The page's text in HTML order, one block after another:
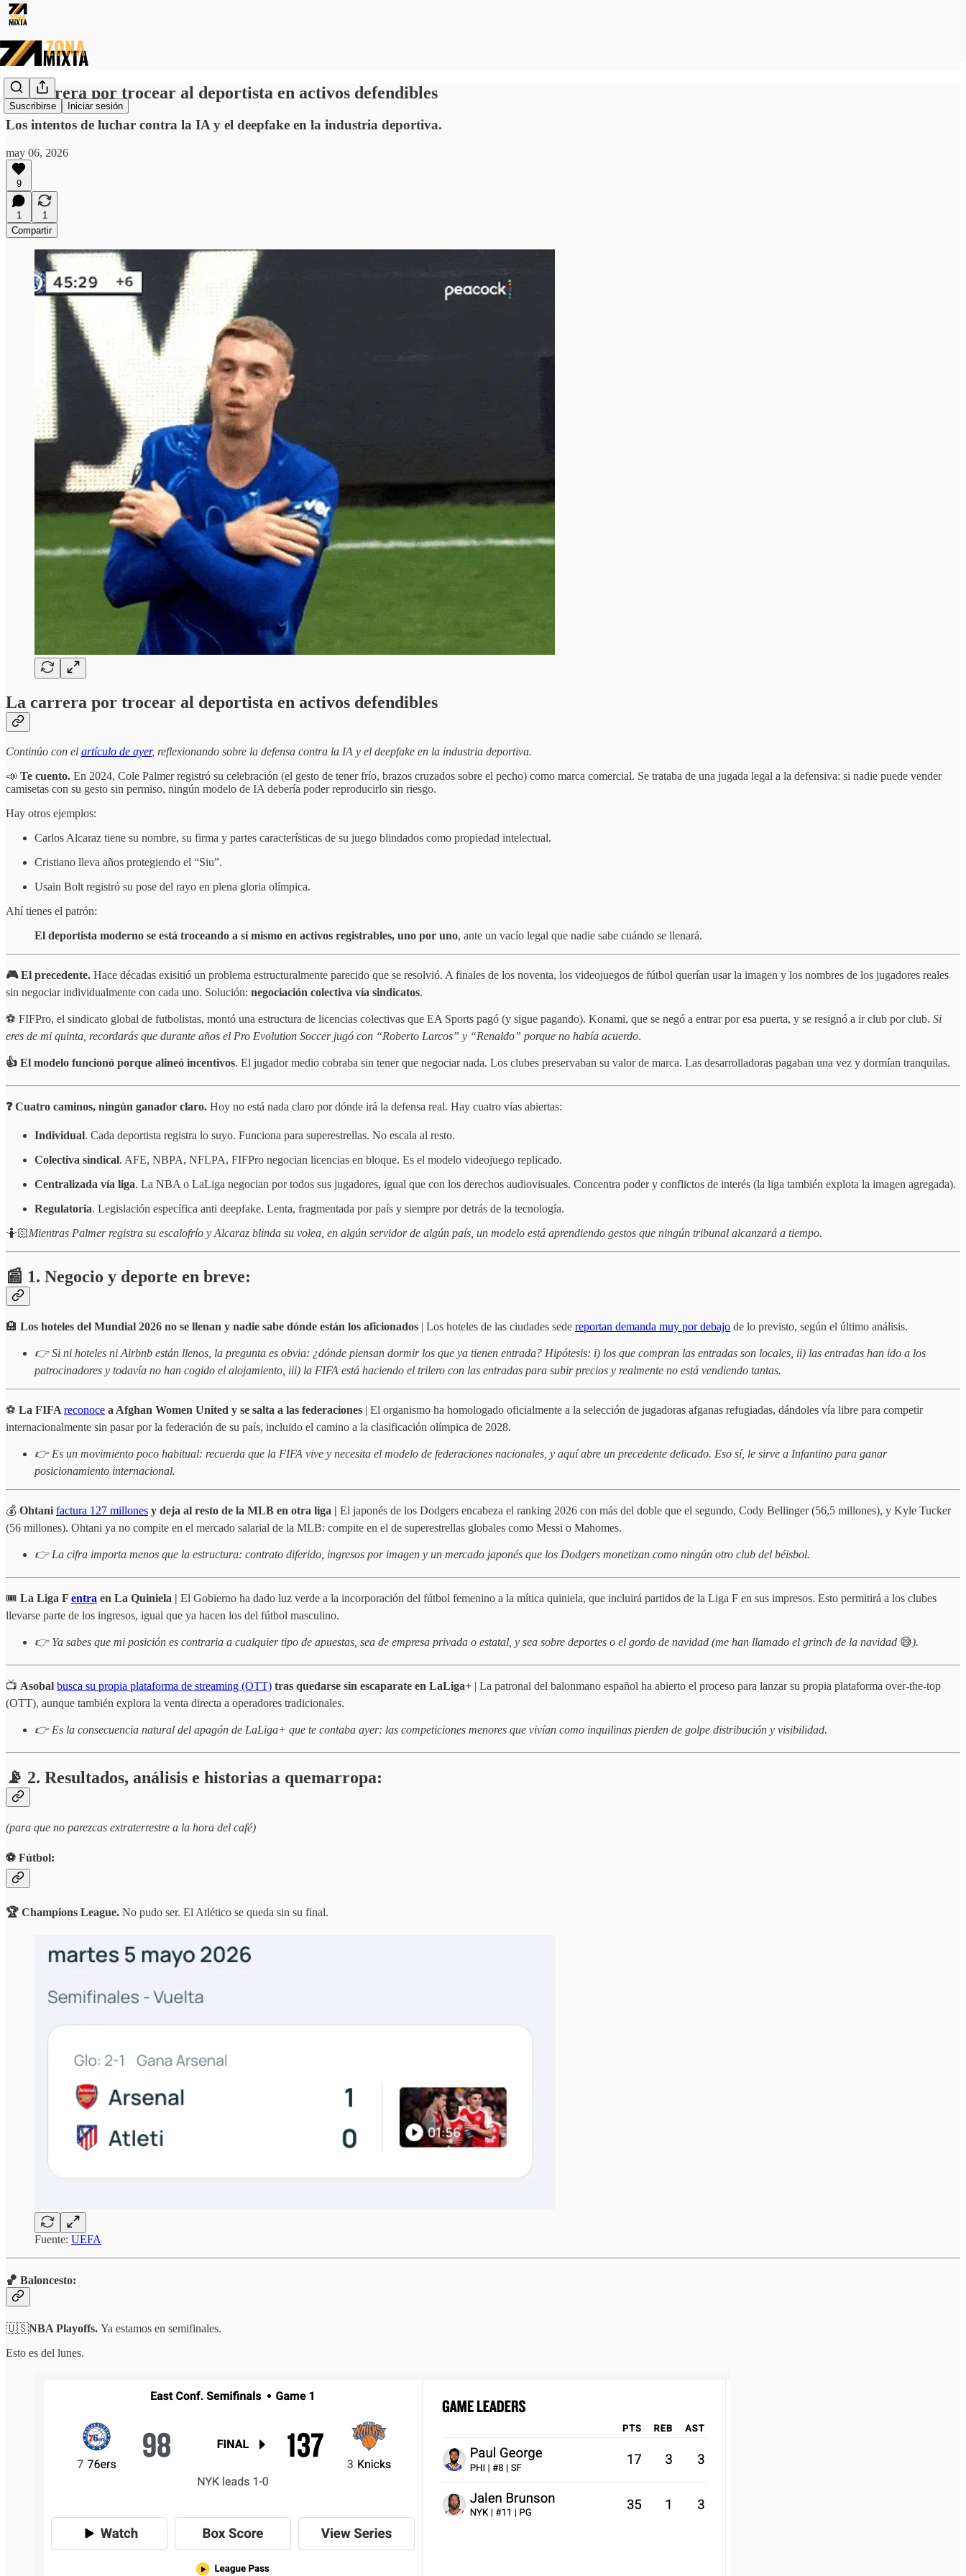
Suscribirse Iniciar sesión
La carrera por trocear al deportista en activos defendibles
Los intentos de luchar contra la IA y el deepfake en la industria deportiva.
may 06, 2026
9
1
1
Compartir
La carrera por trocear al deportista en activos defendibles
Continúo con el artículo de ayer, reflexionando sobre la defensa contra la IA y el deepfake en la industria deportiva.
📣 Te cuento. En 2024, Cole Palmer registró su celebración (el gesto de tener frío, brazos cruzados sobre el pecho) como marca comercial. Se trataba de una jugada legal a la defensiva: si nadie puede vender
camisetas con su gesto sin permiso, ningún modelo de IA debería poder reproducirlo sin riesgo.
Hay otros ejemplos:
Carlos Alcaraz tiene su nombre, su firma y partes características de su juego blindados como propiedad intelectual.
Cristiano lleva años protegiendo el “Siu”.
Usain Bolt registró su pose del rayo en plena gloria olímpica.
Ahí tienes el patrón:
El deportista moderno se está troceando a sí mismo en activos registrables, uno por uno, ante un vacío legal que nadie sabe cuándo se llenará.
🎮 El precedente. Hace décadas exisitió un problema estructuralmente parecido que se resolvió. A finales de los noventa, los videojuegos de fútbol querían usar la imagen y los nombres de los jugadores reales
sin negociar individualmente con cada uno. Solución: negociación colectiva vía sindicatos.
⚽️ FIFPro, el sindicato global de futbolistas, montó una estructura de licencias colectivas que EA Sports pagó (y sigue pagando). Konami, que se negó a entrar por esa puerta, y se resignó a ir club por club. Si
eres de mi quinta, recordarás que durante años el Pro Evolution Soccer jugó con “Roberto Larcos” y “Renaldo” porque no había acuerdo.
👍 El modelo funcionó porque alineó incentivos. El jugador medio cobraba sin tener que negociar nada. Los clubes preservaban su valor de marca. Las desarrolladoras pagaban una vez y dormían tranquilas.
❓ Cuatro caminos, ningún ganador claro. Hoy no está nada claro por dónde irá la defensa real. Hay cuatro vías abiertas:
Individual. Cada deportista registra lo suyo. Funciona para superestrellas. No escala al resto.
Colectiva sindical. AFE, NBPA, NFLPA, FIFPro negocian licencias en bloque. Es el modelo videojuego replicado.
Centralizada vía liga. La NBA o LaLiga negocian por todos sus jugadores, igual que con los derechos audiovisuales. Concentra poder y conflictos de interés (la liga también explota la imagen agregada).
Regulatoria. Legislación específica anti deepfake. Lenta, fragmentada por país y siempre por detrás de la tecnología.
🤷🏻Mientras Palmer registra su escalofrío y Alcaraz blinda su volea, en algún servidor de algún país, un modelo está aprendiendo gestos que ningún tribunal alcanzará a tiempo.
📰 1. Negocio y deporte en breve:
🏨 Los hoteles del Mundial 2026 no se llenan y nadie sabe dónde están los aficionados | Los hoteles de las ciudades sede reportan demanda muy por debajo de lo previsto, según el último análisis.
👉 Si ni hoteles ni Airbnb están llenos, la pregunta es obvia: ¿dónde piensan dormir los que ya tienen entrada? Hipótesis: i) los que compran las entradas son locales, ii) las entradas han ido a los
patrocinadores y todavía no han cogido el alojamiento, iii) la FIFA está haciendo el trilero con las entradas para subir precios y realmente no está vendiendo tantas.
⚽ La FIFA reconoce a Afghan Women United y se salta a las federaciones | El organismo ha homologado oficialmente a la selección de jugadoras afganas refugiadas, dándoles vía libre para competir
internacionalmente sin pasar por la federación de su país, incluido el camino a la clasificación olímpica de 2028.
👉 Es un movimiento poco habitual: recuerda que la FIFA vive y necesita el modelo de federaciones nacionales, y aquí abre un precedente delicado. Eso sí, le sirve a Infantino para ganar
posicionamiento internacional.
💰 Ohtani factura 127 millones y deja al resto de la MLB en otra liga | El japonés de los Dodgers encabeza el ranking 2026 con más del doble que el segundo, Cody Bellinger (56,5 millones), y Kyle Tucker
(56 millones). Ohtani ya no compite en el mercado salarial de la MLB: compite en el de superestrellas globales como Messi o Mahomes.
👉 La cifra importa menos que la estructura: contrato diferido, ingresos por imagen y un mercado japonés que los Dodgers monetizan como ningún otro club del béisbol.
🎟️ La Liga F entra en La Quiniela | El Gobierno ha dado luz verde a la incorporación del fútbol femenino a la mítica quiniela, que incluirá partidos de la Liga F en sus impresos. Esto permitirá a los clubes
llevarse parte de los ingresos, igual que ya hacen los del fútbol masculino.
👉 Ya sabes que mi posición es contraria a cualquier tipo de apuestas, sea de empresa privada o estatal, y sea sobre deportes o el gordo de navidad (me han llamado el grinch de la navidad 😅).
📺 Asobal busca su propia plataforma de streaming (OTT) tras quedarse sin escaparate en LaLiga+ | La patronal del balonmano español ha abierto el proceso para lanzar su propia plataforma over-the-top
(OTT), aunque también explora la venta directa a operadores tradicionales.
👉 Es la consecuencia natural del apagón de LaLiga+ que te contaba ayer: las competiciones menores que vivían como inquilinas pierden de golpe distribución y visibilidad.
📡 2. Resultados, análisis e historias a quemarropa:
(para que no parezcas extraterrestre a la hora del café)
⚽️ Fútbol:
🏆 Champions League. No pudo ser. El Atlético se queda sin su final.
Fuente: UEFA
🏀 Baloncesto:
🇺🇸NBA Playoffs. Ya estamos en semifinales.
Esto es del lunes.